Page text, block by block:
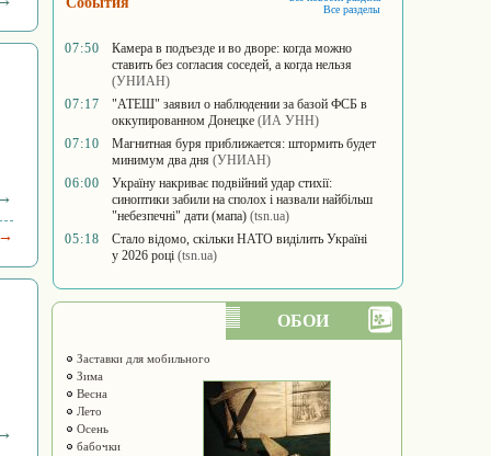
Все разделы
07:50
Камера в подъезде и во дворе: когда можно
ставить без согласия соседей, а когда нельзя
(УНИАН)
07:17
"АТЕШ" заявил о наблюдении за базой ФСБ в
оккупированном Донецке (ИА УНН)
07:10
Магнитная буря приближается: штормить будет
минимум два дня (УНИАН)
06:00
Україну накриває подвійний удар стихії:
синоптики забили на сполох і назвали найбільш
"небезпечні" дати (мапа) (tsn.ua)
05:18
Стало відомо, скільки НАТО виділить Україні
у 2026 році (tsn.ua)
ОБОИ
Заставки для мобильного
Зима
Весна
Лето
Осень
бабочки